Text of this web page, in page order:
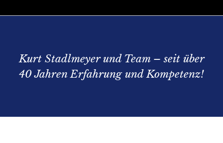
Kurt Stadlmeyer und Team – seit über
40 Jahren Erfahrung und Kompetenz!